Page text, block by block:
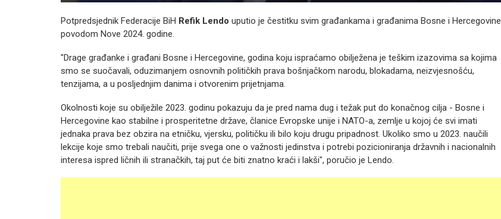
Potpredsjednik Federacije BiH Refik Lendo uputio je čestitku svim građankama i građanima Bosne i Hercegovine
povodom Nove 2024. godine.
"Drage građanke i građani Bosne i Hercegovine, godina koju ispraćamo obilježena je teškim izazovima sa kojima
smo se suočavali, oduzimanjem osnovnih političkih prava bošnjačkom narodu, blokadama, neizvjesnošću,
tenzijama, a u posljednjim danima i otvorenim prijetnjama.
Okolnosti koje su obilježile 2023. godinu pokazuju da je pred nama dug i težak put do konačnog cilja - Bosne i
Hercegovine kao stabilne i prosperitetne države, članice Evropske unije i NATO-a, zemlje u kojoj će svi imati
jednaka prava bez obzira na etničku, vjersku, političku ili bilo koju drugu pripadnost. Ukoliko smo u 2023. naučili
lekcije koje smo trebali naučiti, prije svega one o važnosti jedinstva i potrebi pozicioniranja državnih i nacionalnih
interesa ispred ličnih ili stranačkih, taj put će biti znatno kraći i lakši", poručio je Lendo.